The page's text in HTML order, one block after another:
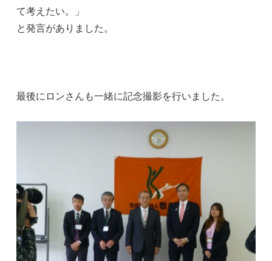
て考えたい。」
と発言がありました。
最後にロンさんも一緒に記念撮影を行いました。